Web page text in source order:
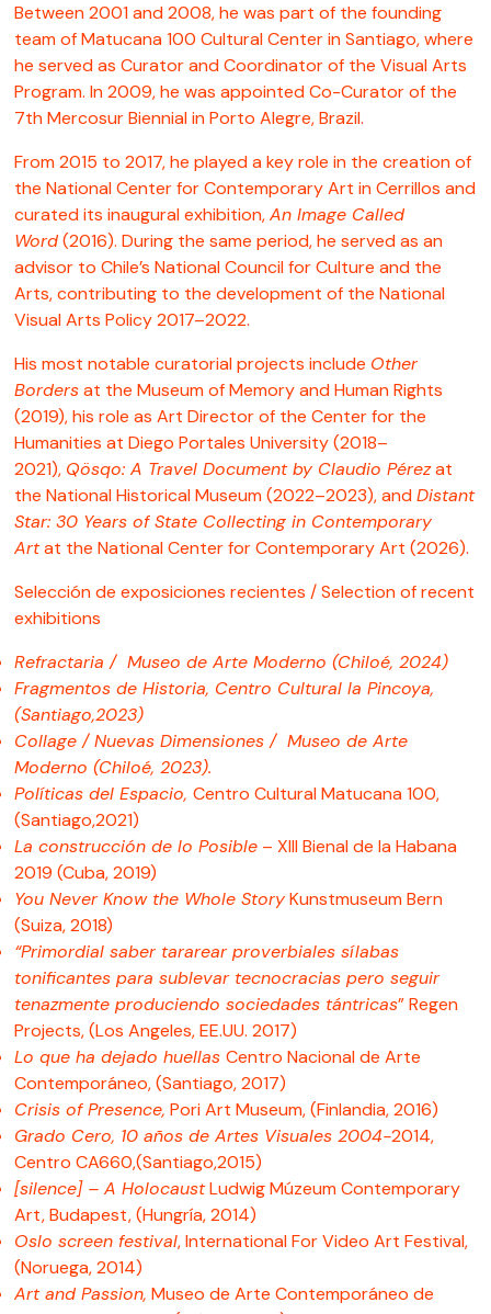
Between 2001 and 2008, he was part of the founding
team of Matucana 100 Cultural Center in Santiago, where
he served as Curator and Coordinator of the Visual Arts
Program. In 2009, he was appointed Co-Curator of the
7th Mercosur Biennial in Porto Alegre, Brazil.
From 2015 to 2017, he played a key role in the creation of
the National Center for Contemporary Art in Cerrillos and
curated its inaugural exhibition,An Image Called
Word(2016). During the same period, he served as an
advisor to Chile’s National Council for Culture and the
Arts, contributing to the development of the National
Visual Arts Policy 2017–2022.
His most notable curatorial projects include Other
Bordersat the Museum of Memory and Human Rights
(2019), his role as Art Director of the Center for the
Humanities at Diego Portales University (2018–
2021), Qösqo: A Travel Document by Claudio Pérezat
the National Historical Museum (2022–2023), andDistant
Star: 30 Years of State Collecting in Contemporary
Artat the National Center for Contemporary Art (2026).
Selección de exposiciones recientes / Selection of recent
exhibitions
Refractaria / Museo de Arte Moderno (Chiloé, 2024)
Fragmentos de Historia, Centro Cultural la Pincoya,
(Santiago,2023)
Collage / Nuevas Dimensiones / Museo de Arte
Moderno (Chiloé, 2023).
Políticas del Espacio,Centro Cultural Matucana 100,
(Santiago,2021)
La construcción de lo Posible – XIII Bienal de la Habana
2019 (Cuba, 2019)
You Never Know the Whole StoryKunstmuseum Bern
(Suiza, 2018)
“Primordial saber tararear proverbiales sílabas
tonificantes para sublevar tecnocracias pero seguir
tenazmente produciendo sociedades tántricas” Regen
Projects, (Los Angeles, EE.UU. 2017)
Lo que ha dejado huellasCentro Nacional de Arte
Contemporáneo, (Santiago, 2017)
Crisis of Presence, Pori Art Museum, (Finlandia, 2016)
Grado Cero, 10 años de Artes Visuales 2004-2014,
Centro CA660,(Santiago,2015)
[silence] – A HolocaustLudwig Múzeum Contemporary
Art, Budapest, (Hungría, 2014)
Oslo screen festival, International For Video Art Festival,
(Noruega, 2014)
Art and Passion, Museo de Arte Contemporáneo de